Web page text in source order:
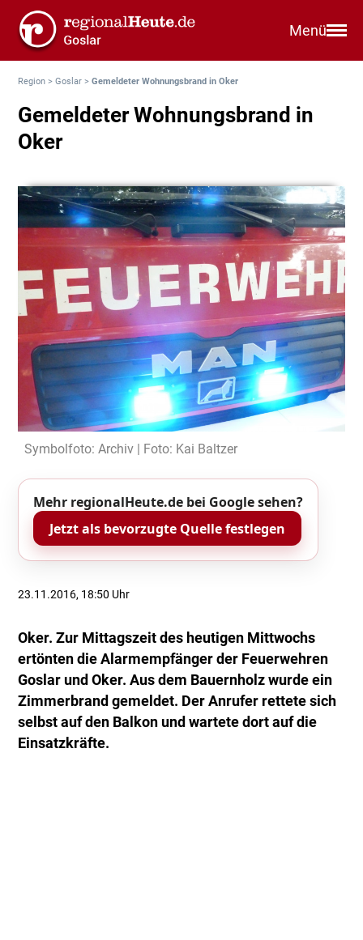
Menü
Region >Goslar >Gemeldeter Wohnungsbrand in Oker
Gemeldeter Wohnungsbrand in
Oker
Symbolfoto: Archiv | Foto: Kai Baltzer
Mehr regionalHeute.de bei Google sehen?
Jetzt als bevorzugte Quelle festlegen
23.11.2016, 18:50 Uhr
Oker. Zur Mittagszeit des heutigen Mittwochs
ertönten die Alarmempfänger der Feuerwehren
Goslar und Oker. Aus dem Bauernholz wurde ein
Zimmerbrand gemeldet. Der Anrufer rettete sich
selbst auf den Balkon und wartete dort auf die
Einsatzkräfte.